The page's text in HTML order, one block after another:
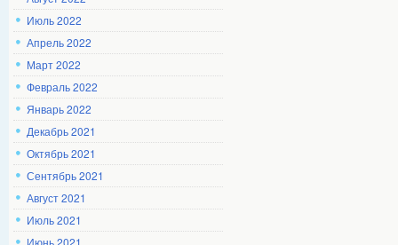
Июль 2022
Апрель 2022
Март 2022
Февраль 2022
Январь 2022
Декабрь 2021
Октябрь 2021
Сентябрь 2021
Август 2021
Июль 2021
Июнь 2021